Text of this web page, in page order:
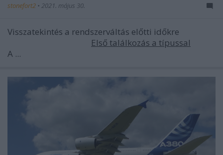
stonefort2 • 2021. május 30.
Visszatekintés a rendszerváltás előtti időkre
Első találkozás a típussal
A ...